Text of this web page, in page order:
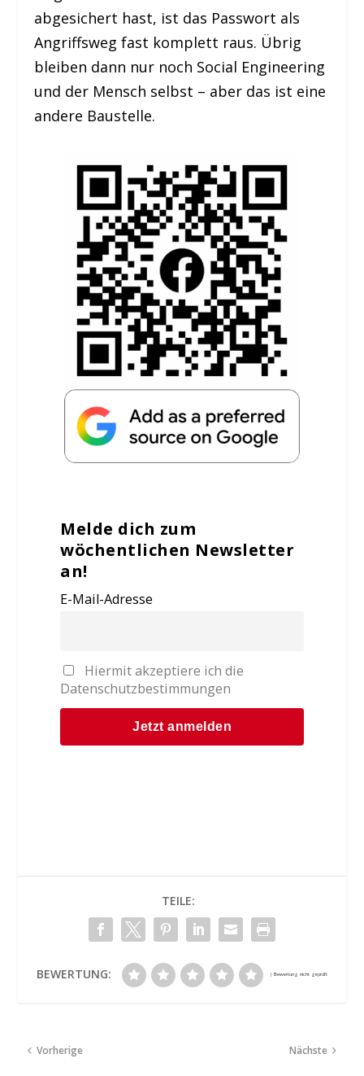
abgesichert hast, ist das Passwort als
Angriffsweg fast komplett raus. Übrig
bleiben dann nur noch Social Engineering
und der Mensch selbst – aber das ist eine
andere Baustelle.
Melde dich zum
wöchentlichen Newsletter
an!
E-Mail-Adresse
Hiermit akzeptiere ich die
Datenschutzbestimmungen
TEILE:
BEWERTUNG:
Vorherige Nächste